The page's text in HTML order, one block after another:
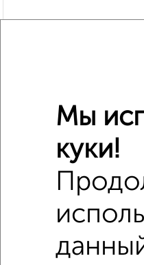
Похожие
2‑комнатные квартиры
Мы
куки!